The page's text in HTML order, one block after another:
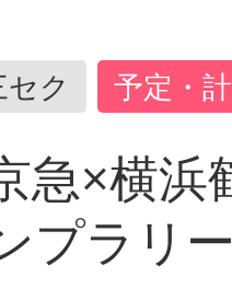
ク 予定・
×横浜
プラリ